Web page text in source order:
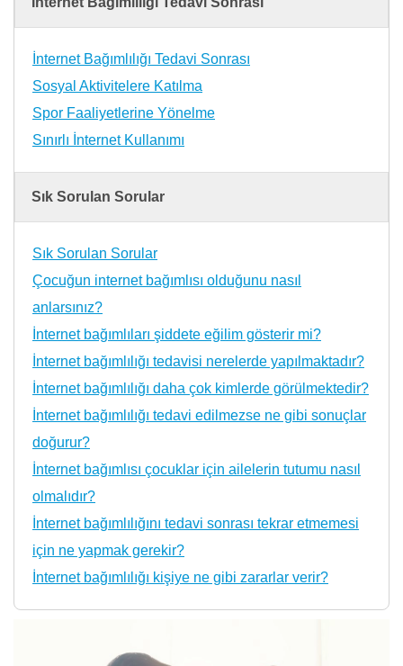
İnternet Bağımlılığı Tedavi Sonrası
Sosyal Aktivitelere Katılma
Spor Faaliyetlerine Yönelme
Sınırlı İnternet Kullanımı
Sık Sorulan Sorular
Sık Sorulan Sorular
Çocuğun internet bağımlısı olduğunu nasıl
anlarsınız?
İnternet bağımlıları şiddete eğilim gösterir mi?
İnternet bağımlılığı tedavisi nerelerde yapılmaktadır?
İnternet bağımlılığı daha çok kimlerde görülmektedir?
İnternet bağımlılığı tedavi edilmezse ne gibi sonuçlar
doğurur?
İnternet bağımlısı çocuklar için ailelerin tutumu nasıl
olmalıdır?
İnternet bağımlılığını tedavi sonrası tekrar etmemesi
için ne yapmak gerekir?
İnternet bağımlılığı kişiye ne gibi zararlar verir?